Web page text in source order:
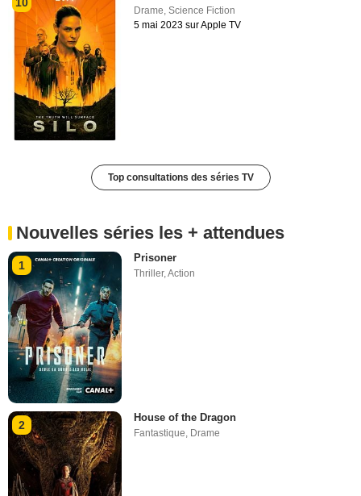
Drame ,Science Fiction
5 mai 2023 sur Apple TV
Top consultations des séries TV
Nouvelles séries les + attendues
1
Prisoner
Thriller,Action
2
House of the Dragon
Fantastique, Drame